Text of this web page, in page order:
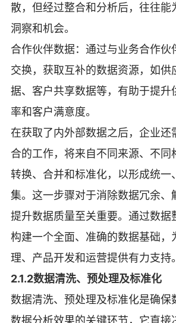
散，但经过整合和分析后，往往能
洞察和机会。
合作伙伴数据：通过与业务合作伙
交换，获取互补的数据资源，如供
据、客户共享数据等，有助于提升
率和客户满意度。
在获取了内外部数据之后，企业还
合的工作，将来自不同来源、不同
转换、合并和标准化，以形成统一
集。这一步骤对于消除数据冗余、
提升数据质量至关重要。通过数据
构建一个全面、准确的数据基础，
理、产品开发和运营提供有力支持。
2.1.2数据清洗、预处理及标准化
数据清洗、预处理及标准化是确保
数据分析效果的关键环节，它直接